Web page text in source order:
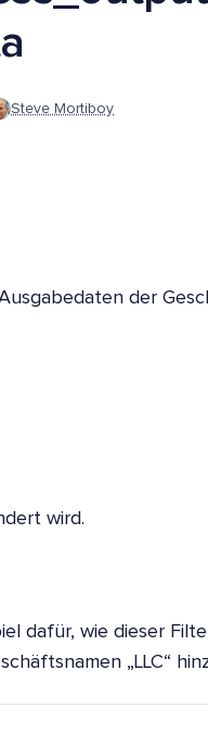
Steve Mortiboy
der
wird.
dafür, wie dieser
„LLC“